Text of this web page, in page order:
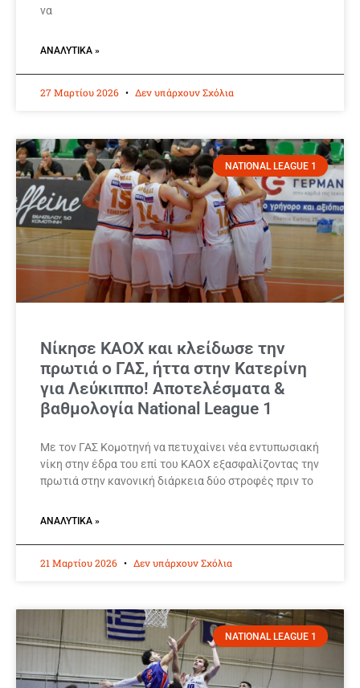
να
ΑΝΑΛΥΤΙΚΆ »
27 Μαρτίου 2026 Δεν υπάρχουν Σχόλια
NATIONAL LEAGUE 1
Νίκησε ΚΑΟΧ και κλείδωσε την
πρωτιά ο ΓΑΣ, ήττα στην Κατερίνη
για Λεύκιππο! Αποτελέσματα &
βαθμολογία National League 1
Με τον ΓΑΣ Κομοτηνή να πετυχαίνει νέα εντυπωσιακή
νίκη στην έδρα του επί του ΚΑΟΧ εξασφαλίζοντας την
πρωτιά στην κανονική διάρκεια δύο στροφές πριν το
ΑΝΑΛΥΤΙΚΆ »
21 Μαρτίου 2026 Δεν υπάρχουν Σχόλια
NATIONAL LEAGUE 1